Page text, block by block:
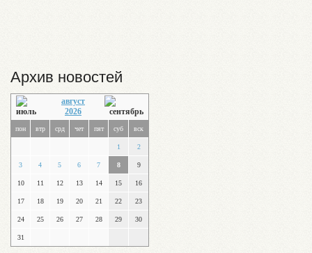
Архив новостей
август
2026
пон втр срд чет пят суб вск
1 2
3 4 5 6 7 8 9
10 11 12 13 14 15 16
17 18 19 20 21 22 23
24 25 26 27 28 29 30
31